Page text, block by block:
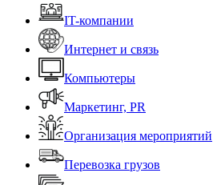
IT-компании
Интернет и связь
Компьютеры
Маркетинг, PR
Организация мероприятий
Перевозка грузов